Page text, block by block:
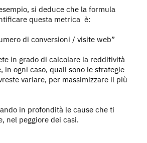
si deduce che la formula
questa metrica è:
di conversioni / visite web”
in grado di calcolare la redditività
in ogni caso, quali sono le strategie
variare, per massimizzare il più
in profondità le cause che ti
nel peggiore dei casi.